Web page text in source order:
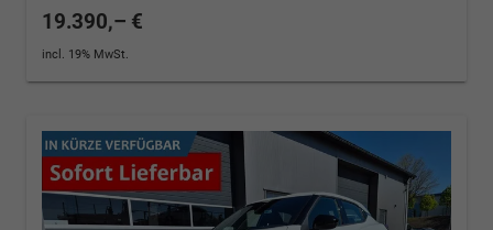
19.390,– €
incl. 19% MwSt.